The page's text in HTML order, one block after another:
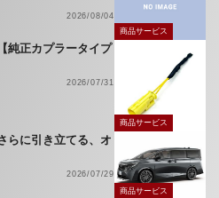
2026/08/04
商品サービス
純正カプラータイプ
2026/07/31
商品サービス
らに引き立てる、オ
2026/07/29
商品サービス